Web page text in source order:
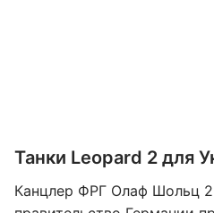
Танки Leopard 2 для
Канцлер ФРГ Олаф Шольц